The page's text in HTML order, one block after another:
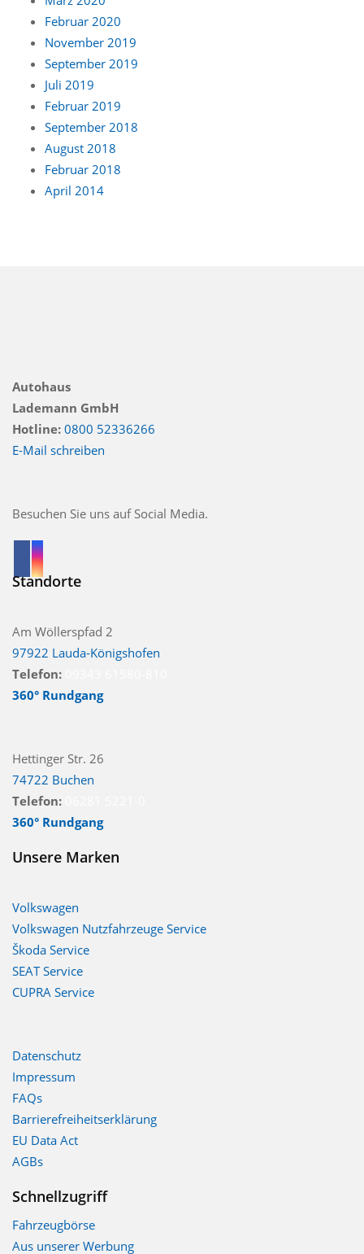
Februar 2020
November 2019
September 2019
Juli 2019
Februar 2019
September 2018
August 2018
Februar 2018
April 2014
Autohaus
Lademann GmbH
Hotline: 0800 52336266
E-Mail schreiben
Besuchen Sie uns auf Social Media.
Standorte
Am Wöllerspfad 2
97922 Lauda-Königshofen
Telefon:
360° Rundgang
Hettinger Str. 26
74722 Buchen
Telefon:
360° Rundgang
Unsere Marken
Volkswagen
Volkswagen Nutzfahrzeuge Service
Škoda Service
SEAT Service
CUPRA Service
Datenschutz
Impressum
FAQs
Barrierefreiheitserklärung
EU Data Act
AGBs
Schnellzugriff
Fahrzeugbörse
Aus unserer Werbung